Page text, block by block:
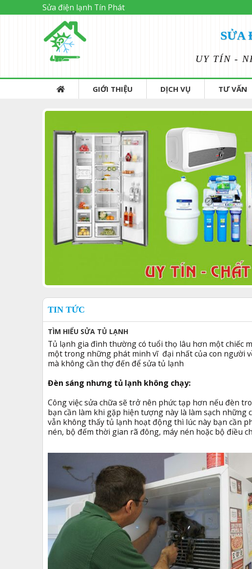
Sửa điện lạnh Tín Phát
SỬA
UY TÍN -
GIỚI THIỆU DỊCH VỤ TƯ VẤN
TIN TỨC
TÌM HIỂU SỬA TỦ LẠNH
Tủ lạnh gia đình thường có tuổi thọ lâu hơn một chiếc
một trong những phát minh vĩ đại nhất của con người
mà không cần thợ đến để sửa tủ lạnh
Đèn sáng nhưng tủ lạnh không chạy:
Công việc sửa chữa sẽ trở nên phức tạp hơn nếu đèn
bạn cần làm khi gặp hiện tượng này là làm sạch
vẫn không thấy tủ lạnh hoạt động thì lúc này bạn cần
nén, bộ đếm thời gian rã đông, máy nén hoặc bộ điều